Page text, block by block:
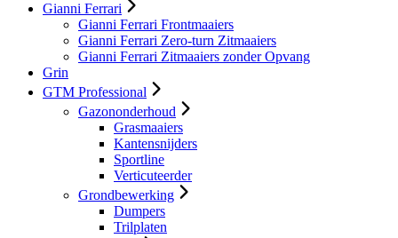
Gianni Ferrari
Gianni Ferrari Frontmaaiers
Gianni Ferrari Zero-turn Zitmaaiers
Gianni Ferrari Zitmaaiers zonder Opvang
Grin
GTM Professional
Gazononderhoud
Grasmaaiers
Kantensnijders
Sportline
Verticuteerder
Grondbewerking
Dumpers
Trilplaten